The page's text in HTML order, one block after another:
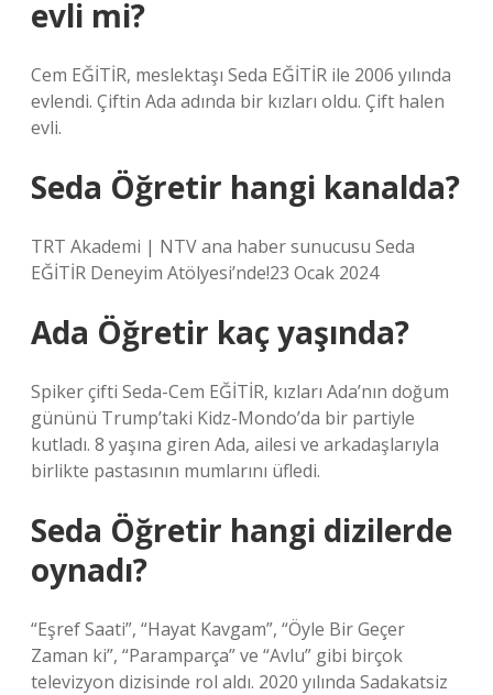
evli mi?
Cem EĞİTİR, meslektaşı Seda EĞİTİR ile 2006 yılında
evlendi. Çiftin Ada adında bir kızları oldu. Çift halen
evli.
Seda Öğretir hangi kanalda?
TRT Akademi | NTV ana haber sunucusu Seda
EĞİTİR Deneyim Atölyesi’nde!23 Ocak 2024
Ada Öğretir kaç yaşında?
Spiker çifti Seda-Cem EĞİTİR, kızları Ada’nın doğum
gününü Trump’taki Kidz-Mondo’da bir partiyle
kutladı. 8 yaşına giren Ada, ailesi ve arkadaşlarıyla
birlikte pastasının mumlarını üfledi.
Seda Öğretir hangi dizilerde
oynadı?
“Eşref Saati”, “Hayat Kavgam”, “Öyle Bir Geçer
Zaman ki”, “Paramparça” ve “Avlu” gibi birçok
televizyon dizisinde rol aldı. 2020 yılında Sadakatsiz